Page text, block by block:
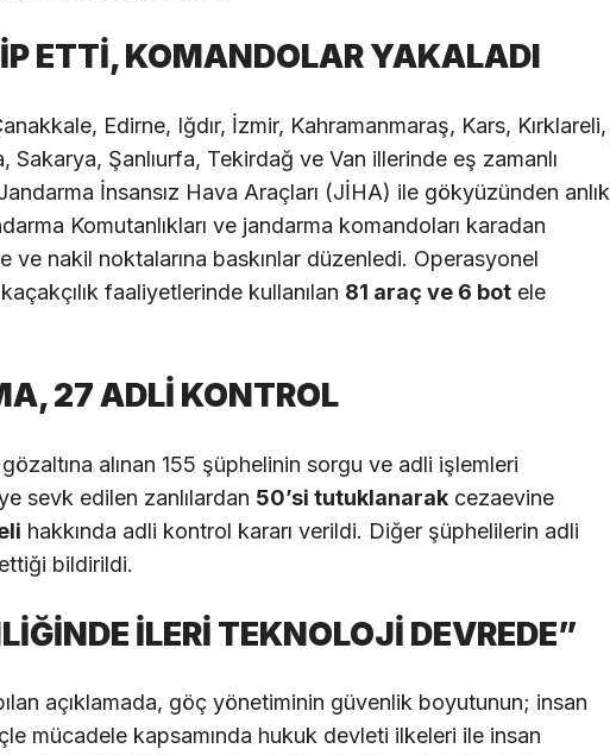
ETTİ, KOMANDOLAR YAKALADI
Edirne, Iğdır, İzmir, Kahramanmaraş, Kars, Kırklareli,
Sakarya, Şanlıurfa, Tekirdağ ve Van illerinde eş zamanlı
İnsansız Hava Araçları (JİHA) ile gökyüzünden anlık
Komutanlıkları ve jandarma komandoları karadan
ve nakil noktalarına baskınlar düzenledi. Operasyonel
faaliyetlerinde kullanılan 81 araç ve 6 bot ele
27 ADLİ KONTROL
alınan 155 şüphelinin sorgu ve adli işlemleri
sevk edilen zanlılardan 50’si tutuklanarak cezaevine
hakkında adli kontrol kararı verildi. Diğer şüphelilerin adli
bildirildi.
İLERİ TEKNOLOJİ DEVREDE”
açıklamada, göç yönetiminin güvenlik boyutunun; insan
mücadele kapsamında hukuk devleti ilkeleri ile insan